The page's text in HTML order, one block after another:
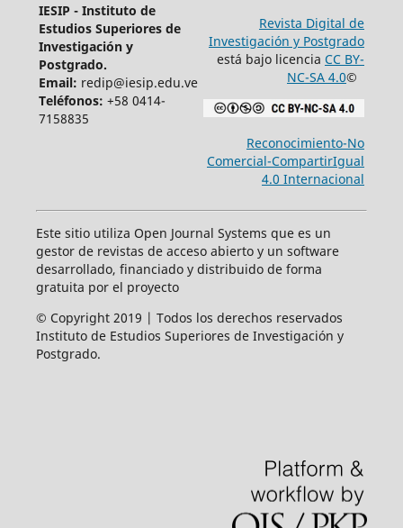
IESIP - Instituto de
Estudios Superiores de
Investigación y
Postgrado.
Email: redip@iesip.edu.ve
Teléfonos: +58 0414-
7158835
Revista Digital de
Investigación y Postgrado
está bajo licencia CC BY-
NC-SA 4.0©
Reconocimiento-No
Comercial-CompartirIgual
4.0 Internacional
Este sitio utiliza Open Journal Systems que es un
gestor de revistas de acceso abierto y un software
desarrollado, financiado y distribuido de forma
gratuita por el proyecto
© Copyright 2019 | Todos los derechos reservados
Instituto de Estudios Superiores de Investigación y
Postgrado.